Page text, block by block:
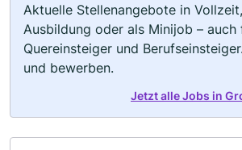
Aktuelle Stellenangebote in
Ausbildung oder als Minijob – auch
Quereinsteiger und
und bewerben.
Jetzt alle Jobs in